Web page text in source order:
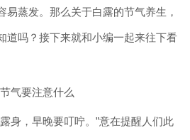
易蒸发。那么关于白露的节气养生，
道吗？接下来就和小编一起来往下看
，早晚要叮咛。”意在提醒人们此